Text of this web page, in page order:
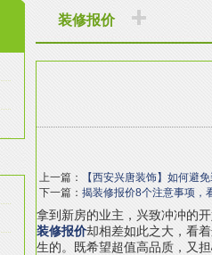
装修报价
上一篇：
【西安兴唐装饰】如何避
下一篇： 揭装修报价8个注意事项，
拿到新房的业主，兴致冲冲的
装修报价却相差如此之大，看
生的。既希望超值高品质，又